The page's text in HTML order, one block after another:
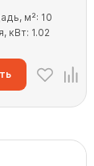
м²: 10
кВт: 1.02